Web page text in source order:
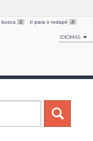
busca 3 Ir para o rodapé 4
IDIOMAS